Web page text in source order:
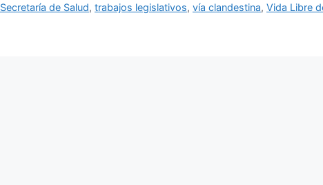
Secretaría de Salud, trabajos legislativos, vía clandestina, Vida Libre